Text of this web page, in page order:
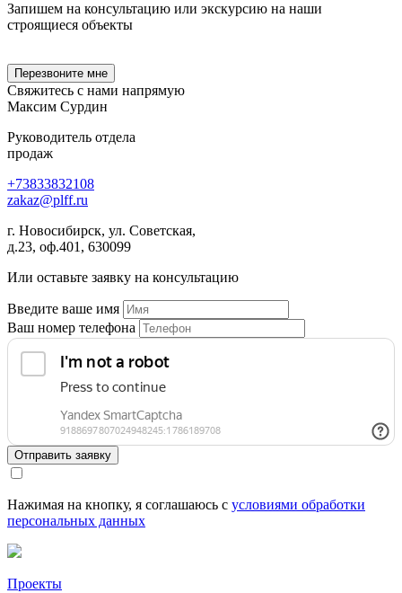
Запишем на консультацию или экскурсию на наши
строящиеся объекты
Перезвоните мне
Свяжитесь с нами напрямую
Максим Сурдин
Руководитель отдела
продаж
+73833832108
zakaz@plff.ru
г. Новосибирск, ул. Советская,
д.23, оф.401, 630099
Или оставьте заявку на консультацию
Введите ваше имя
Ваш номер телефона
Отправить заявку
Нажимая на кнопку, я соглашаюсь с условиями обработки
персональных данных
Проекты